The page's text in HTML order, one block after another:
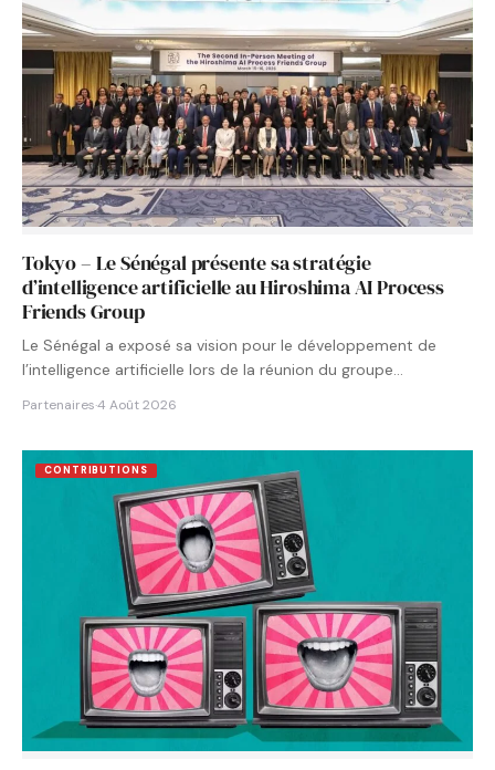
Tokyo – Le Sénégal présente sa stratégie
d’intelligence artificielle au Hiroshima AI Process
Friends Group
Le Sénégal a exposé sa vision pour le développement de
l’intelligence artificielle lors de la réunion du groupe…
Partenaires·4 Août 2026
CONTRIBUTIONS